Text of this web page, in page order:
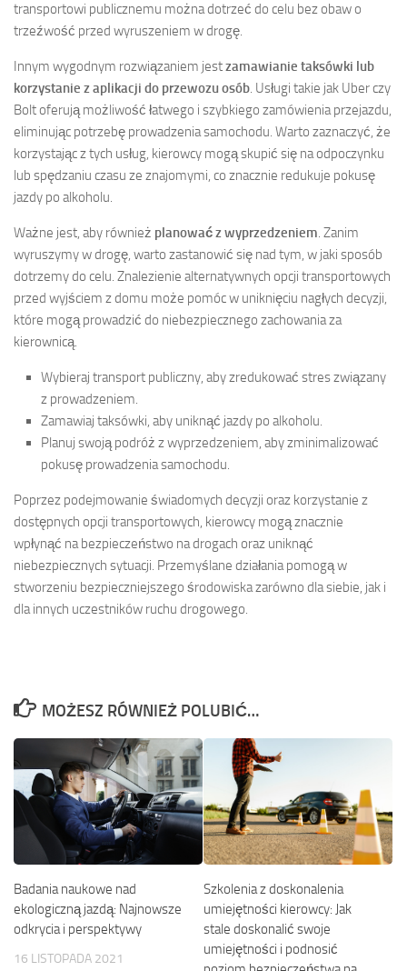
transportowi publicznemu można dotrzeć do celu bez obaw o
trzeźwość przed wyruszeniem w drogę.
Innym wygodnym rozwiązaniem jestzamawianie taksówki lub
korzystanie z aplikacji do przewozu osób. Usługi takie jak Uber czy
Bolt oferują możliwość łatwego i szybkiego zamówienia przejazdu,
eliminując potrzebę prowadzenia samochodu. Warto zaznaczyć, że
korzystając z tych usług, kierowcy mogą skupić się na odpoczynku
lub spędzaniu czasu ze znajomymi, co znacznie redukuje pokusę
jazdy po alkoholu.
Ważne jest, aby również planować z wyprzedzeniem. Zanim
wyruszymy w drogę, warto zastanowić się nad tym, w jaki sposób
dotrzemy do celu. Znalezienie alternatywnych opcji transportowych
przed wyjściem z domu może pomóc w uniknięciu nagłych decyzji,
które mogą prowadzić do niebezpiecznego zachowania za
kierownicą.
Wybieraj transport publiczny, aby zredukować stres związany
z prowadzeniem.
Zamawiaj taksówki, aby uniknąć jazdy po alkoholu.
Planuj swoją podróż z wyprzedzeniem, aby zminimalizować
pokusę prowadzenia samochodu.
Poprzez podejmowanie świadomych decyzji oraz korzystanie z
dostępnych opcji transportowych, kierowcy mogą znacznie
wpłynąć na bezpieczeństwo na drogach oraz uniknąć
niebezpiecznych sytuacji. Przemyślane działania pomogą w
stworzeniu bezpieczniejszego środowiska zarówno dla siebie, jak i
dla innych uczestników ruchu drogowego.
MOŻESZ RÓWNIEŻ POLUBIĆ…
Badania naukowe nad
ekologiczną jazdą: Najnowsze
odkrycia i perspektywy
16 LISTOPADA 2021
Szkolenia z doskonalenia
umiejętności kierowcy: Jak
stale doskonalić swoje
umiejętności i podnosić